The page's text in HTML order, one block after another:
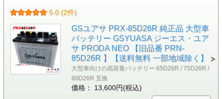
5.0 (2件)
GSユアサ PRX-85D26R 純正品 大型車
バッテリー GSYUASA ジーエス・ユア
サ PRODA NEO 【旧品番 PRN-
85D26R 】【送料無料 一部地域除く】
大型車向けの高容量バッテリー 65D26R / 75D26R /
80D26R 互換
価格： 13,600円(税込)